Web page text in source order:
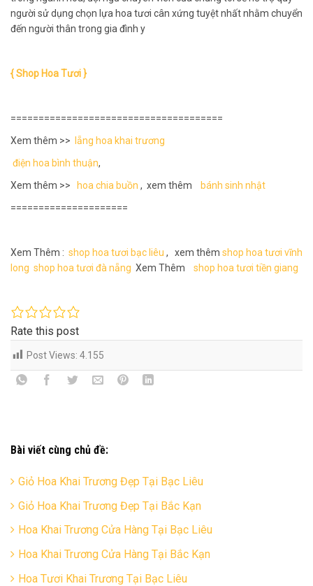
người sử dụng chọn lựa hoa tươi cân xứng tuyệt nhất nhằm chuyển
đến người thân trong gia đình y
{ Shop Hoa Tươi }
======================================
Xem thêm >>
lẵng hoa khai trương
điện hoa bình thuận,
Xem thêm >>
hoa chia buồn , xem thêm
bánh sinh nhật
=====================
Xem Thêm : shop hoa tươi bạc liêu , xem thêm shop hoa tươi vĩnh
long shop hoa tươi đà nẵng Xem Thêm shop hoa tươi tiền giang
Rate this post
Post Views: 4.155
Bài viết cùng chủ đề:
Giỏ Hoa Khai Trương Đẹp Tại Bạc Liêu
Giỏ Hoa Khai Trương Đẹp Tại Bắc Kạn
Hoa Khai Trương Cửa Hàng Tại Bạc Liêu
Hoa Khai Trương Cửa Hàng Tại Bắc Kạn
Hoa Tươi Khai Trương Tại Bạc Liêu